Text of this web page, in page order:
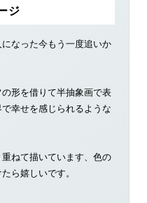
ジ
なった今もう一度追いか
形を借りて半抽象画で表
幸せを感じられるような
ねて描いています、色の
ら嬉しいです。